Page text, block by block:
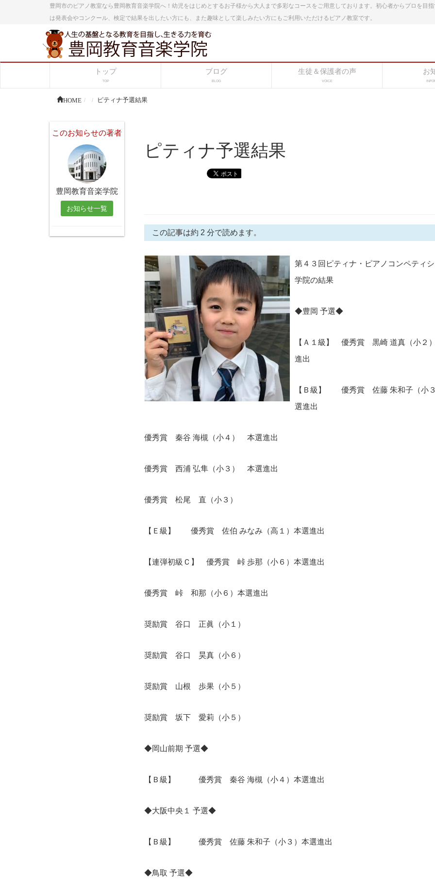
豊岡市のピアノ教室なら豊岡教育音楽学院へ！幼児をはじめとするお子様から大人まで多彩なコースをご用意しております。初心者からプロを目
は発表会やコンクール、検定で結果を出したい方にも、また趣味として楽しみたい方にもご利用いただけるピアノ教室です。
トップ
TOP
ブログ
BLOG
生徒＆保護者の声
VOICE
お
HOME ピティナ予選結果
ピティナ予選結果
この記事は約 2 分で読めます。
第４３回ピティナ・ピアノコンペティ
学院の結果
◆豊岡 予選◆
【Ａ１級】 優秀賞 黒崎 道真（小２
進出
【Ｂ級】 優秀賞 佐藤 朱和子（小
選進出
優秀賞 秦谷 海槻（小４） 本選進出
優秀賞 西浦 弘隼（小３） 本選進出
優秀賞 松尾 直（小３）
【Ｅ級】 優秀賞 佐伯 みなみ（高１）本選進出
【連弾初級Ｃ】 優秀賞 峠 歩那（小６）本選進出
優秀賞 峠 和那（小６）本選進出
奨励賞 谷口 正眞（小１）
奨励賞 谷口 昊真（小６）
奨励賞 山根 歩果（小５）
奨励賞 坂下 愛莉（小５）
◆岡山前期 予選◆
【Ｂ級】 優秀賞 秦谷 海槻（小４）本選進出
◆大阪中央１ 予選◆
【Ｂ級】 優秀賞 佐藤 朱和子（小３）本選進出
◆鳥取 予選◆
このお知らせの著者
豊岡教育音楽学院
お知らせ一覧